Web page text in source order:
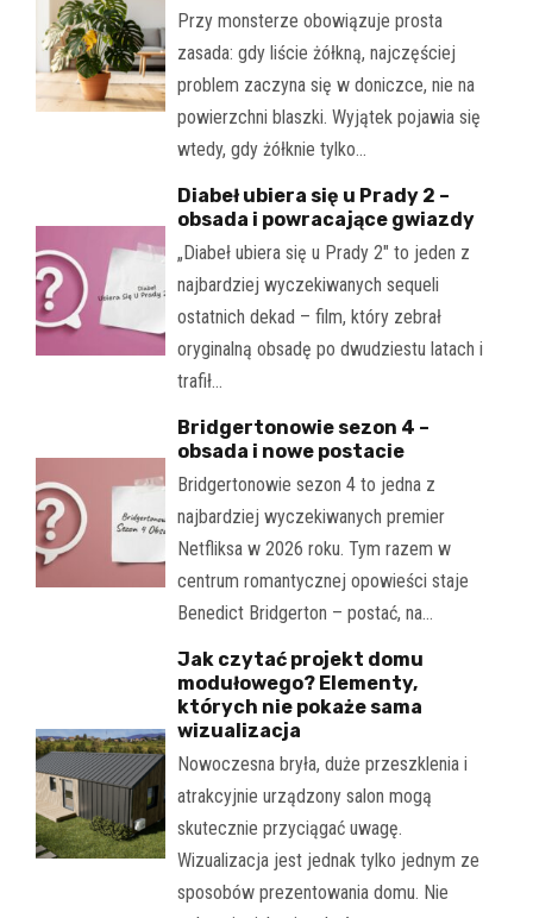
Przy monsterze obowiązuje prosta
zasada: gdy liście żółkną, najczęściej
problem zaczyna się w doniczce, nie na
powierzchni blaszki. Wyjątek pojawia się
wtedy, gdy żółknie tylko…
Diabeł ubiera się u Prady 2 –
obsada i powracające gwiazdy
„Diabeł ubiera się u Prady 2" to jeden z
najbardziej wyczekiwanych sequeli
ostatnich dekad – film, który zebrał
oryginalną obsadę po dwudziestu latach i
trafił…
Bridgertonowie sezon 4 –
obsada i nowe postacie
Bridgertonowie sezon 4 to jedna z
najbardziej wyczekiwanych premier
Netfliksa w 2026 roku. Tym razem w
centrum romantycznej opowieści staje
Benedict Bridgerton – postać, na…
Jak czytać projekt domu
modułowego? Elementy,
których nie pokaże sama
wizualizacja
Nowoczesna bryła, duże przeszklenia i
atrakcyjnie urządzony salon mogą
skutecznie przyciągać uwagę.
Wizualizacja jest jednak tylko jednym ze
sposobów prezentowania domu. Nie